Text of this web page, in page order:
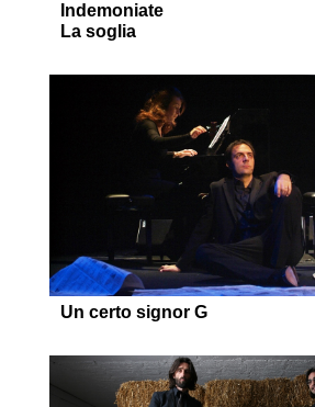
Indemoniate
La soglia
Un certo signor G